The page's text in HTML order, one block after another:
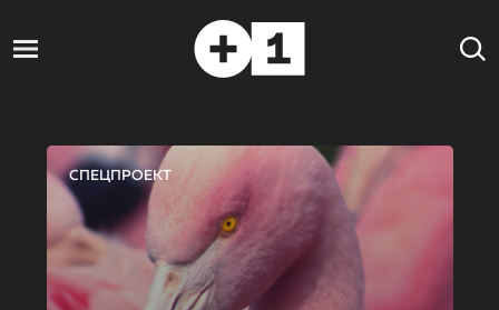
СПЕЦПРОЕКТ